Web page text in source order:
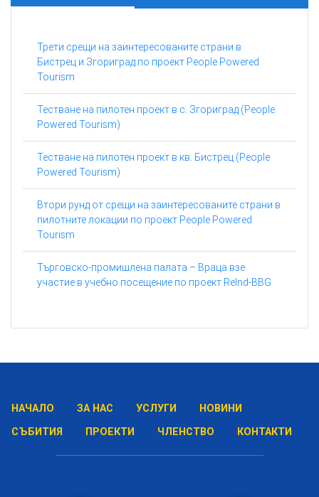
Трети срещи на заинтересованите страни в
Бистрец и Згориград по проект People Powered
Tourism
Тестване на пилотен проект в с. Згориград (People
Powered Tourism)
Тестване на пилотен проект в кв. Бистрец (People
Powered Tourism)
Втори рунд от срещи на заинтересованите страни в
пилотните локации по проект People Powered
Tourism
Търговско-промишлена палата – Враца взе
участие в учебно посещение по проект ReInd-BBG
НАЧАЛО ЗА НАС УСЛУГИ
НОВИНИ
СЪБИТИЯ
ПРОЕКТИ ЧЛЕНСТВО КОНТАКТИ